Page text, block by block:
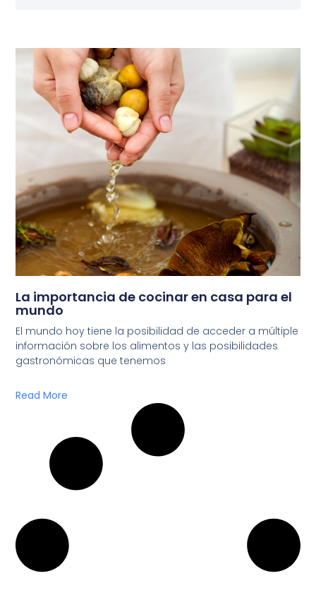
La importancia de cocinar en casa para el
mundo
El mundo hoy tiene la posibilidad de acceder a múltiple
información sobre los alimentos y las posibilidades
gastronómicas que tenemos
Read More